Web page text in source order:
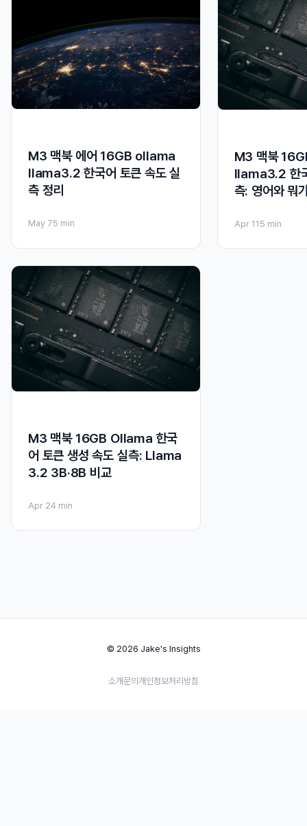
M3 맥북 에어 16GB ollama
llama3.2 한국어 토큰 속도 실
측 정리
May 75 min
M3 맥북
llama3.2 한
측: 영어와 뭐
Apr 11 5 min
M3 맥북 16GB Ollama 한국
어 토큰 생성 속도 실측: Llama
3.2 3B·8B 비교
Apr 24 min
© 2026 Jake's Insights
소개문의개인정보처리방침